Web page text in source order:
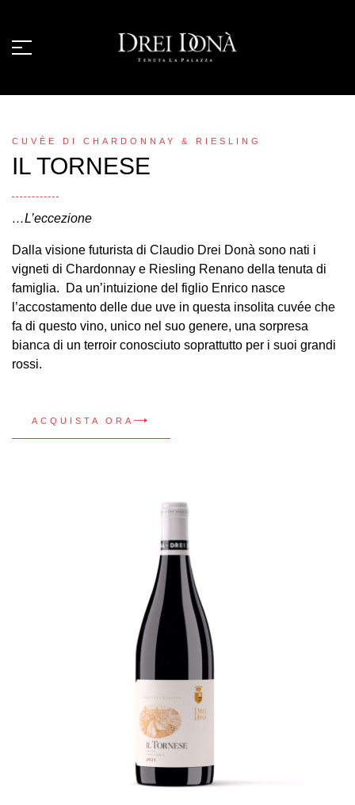
CUVÈE DI CHARDONNAY & RIESLING
IL TORNESE
…L’eccezione
Dalla visione futurista di Claudio Drei Donà sono nati i
vigneti di Chardonnay e Riesling Renano della tenuta di
famiglia. Da un’intuizione del figlio Enrico nasce
l’accostamento delle due uve in questa insolita cuvée che
fa di questo vino, unico nel suo genere, una sorpresa
bianca di un terroir conosciuto soprattutto per i suoi grandi
rossi.
ACQUISTA ORA